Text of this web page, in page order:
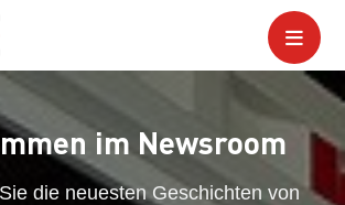
im Newsroom
die neuesten Geschichten von